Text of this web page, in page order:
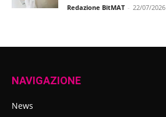
Redazione BitMAT - 22/07/2026
NAVIGAZIONE
News